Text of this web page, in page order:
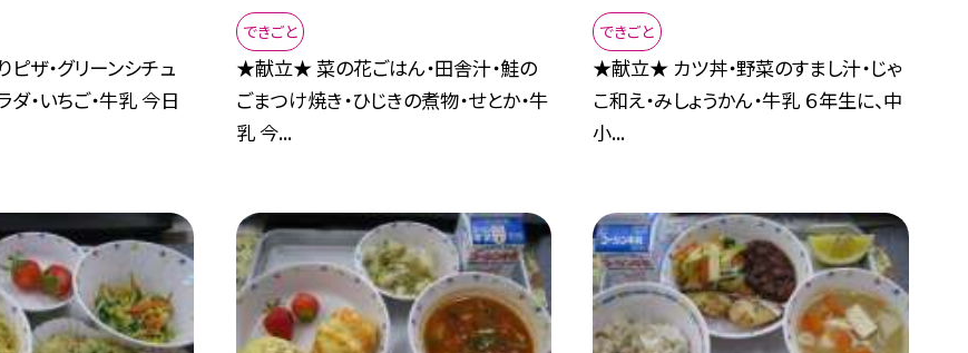
ザ・グリーンシチュ
ダ・いちご・牛乳 今日
できごと
★献立★ 菜の花ごはん・田舎汁・鮭の
ごまつけ焼き・ひじきの煮物・せとか・牛
乳 今...
できごと
★献立★ カツ丼・野菜のすまし汁・じゃ
こ和え・みしょうかん・牛乳 ６年生に、中
小...